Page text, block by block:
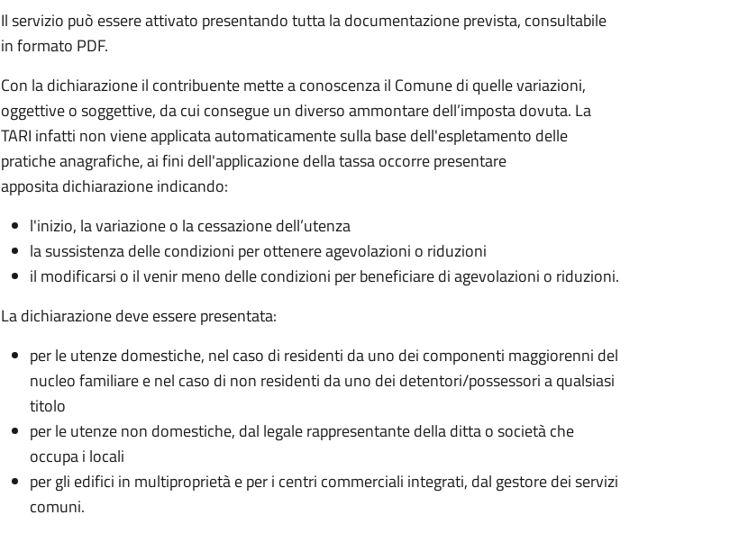
Il servizio può essere attivato presentando tutta la documentazione prevista, consultabile
in formato PDF.
Con la dichiarazione il contribuente mette a conoscenza il Comune di quelle variazioni,
oggettive o soggettive, da cui consegue un diverso ammontare dell’imposta dovuta. La
TARI infatti non viene applicata automaticamente sulla base dell'espletamento delle
pratiche anagrafiche, ai fini dell'applicazione della tassa occorre presentare
apposita dichiarazione indicando:
l'inizio, la variazione o la cessazione dell’utenza
la sussistenza delle condizioni per ottenere agevolazioni o riduzioni
il modificarsi o il venir meno delle condizioni per beneficiare di agevolazioni o riduzioni.
La dichiarazione deve essere presentata:
per le utenze domestiche, nel caso di residenti da uno dei componenti maggiorenni del
nucleo familiare e nel caso di non residenti da uno dei detentori/possessori a qualsiasi
titolo
per le utenze non domestiche, dal legale rappresentante della ditta o società che
occupa i locali
per gli edifici in multiproprietà e per i centri commerciali integrati, dal gestore dei servizi
comuni.